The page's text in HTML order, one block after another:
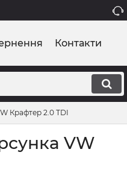
Контакти
Крафтер 2.0 TDI
VW